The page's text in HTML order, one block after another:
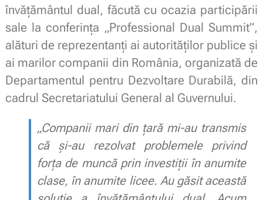
învățământul dual, făcută cu ocazia participării
sale la conferința „Professional Dual Summit”,
alături de reprezentanți ai autorităților publice și
ai marilor companii din România, organizată de
Departamentul pentru Dezvoltare Durabilă, din
cadrul Secretariatului General al Guvernului.
„Companii mari din țară mi-au transmis
că și-au rezolvat problemele privind
forța de muncă prin investiții în anumite
clase, în anumite licee. Au găsit această